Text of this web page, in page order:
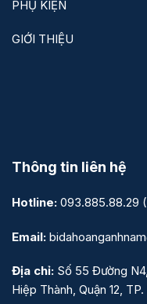
PHỤ KIỆN
GIỚI THIỆU
Thông tin liên hệ
Hotline: 093.885.88.29
Email:
Địa chỉ: Số 55 Đường
Hiệp Thành, Quận 12,